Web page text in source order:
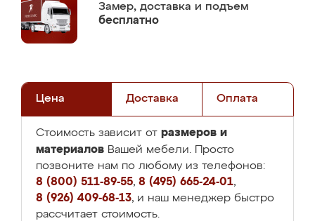
Замер, доставка и подъем
бесплатно
Цена Доставка Оплата
Стоимость зависит от размеров и
материалов Вашей мебели. Просто
позвоните нам по любому из телефонов:
8 (800) 511-89-55, 8 (495) 665-24-01,
8 (926) 409-68-13, и наш менеджер быстро
рассчитает стоимость.